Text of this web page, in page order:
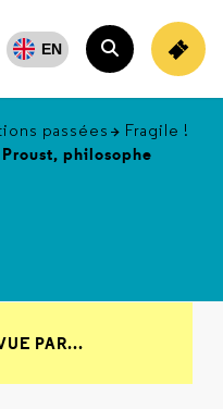
EN
Rechercher
passées
Fragile !
philosophe
PAR...